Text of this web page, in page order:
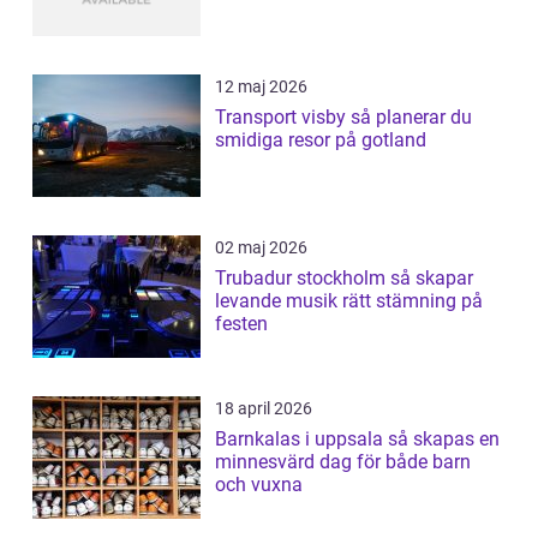
12 maj 2026
Transport visby så planerar du
smidiga resor på gotland
02 maj 2026
Trubadur stockholm så skapar
levande musik rätt stämning på
festen
18 april 2026
Barnkalas i uppsala så skapas en
minnesvärd dag för både barn
och vuxna